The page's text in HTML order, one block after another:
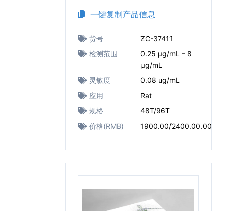
一键复制产品信息
货号
ZC-37411
检测范围
0.25 μg/mL – 8
μg/mL
灵敏度
0.08 ug/mL
应用
Rat
规格
48T/96T
价格(RMB)
1900.00/2400.00.00